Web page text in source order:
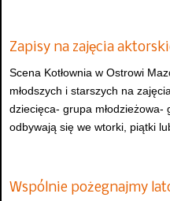
Zapisy na zajęcia
Scena Kotłownia w Ostrowi
młodszych i starszych na
dziecięca- grupa młodzieżowa-
odbywają się we wtorki, piątki
Wspólnie pożegnajmy